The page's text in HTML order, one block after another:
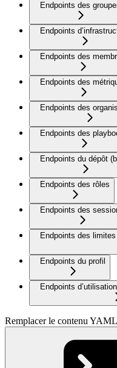
Endpoints des
Endpoints
Endpoints des
Endpoints des
Endpoints des
Endpoints des
Endpoints du dépôt
Endpoints des rôles
Endpoints des
Endpoints des
Endpoints du profil
Endpoints
Remplacer le contenu